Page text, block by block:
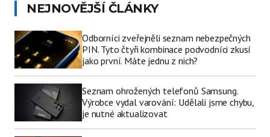
NEJNOVĚJŠÍ ČLÁNKY
Odborníci zveřejněli seznam nebezpečných
PIN. Tyto čtyři kombinace podvodníci zkusí
jako první. Máte jednu z nich?
Seznam ohrožených telefonů Samsung.
Výrobce vydal varování: Udělali jsme chybu,
je nutné aktualizovat